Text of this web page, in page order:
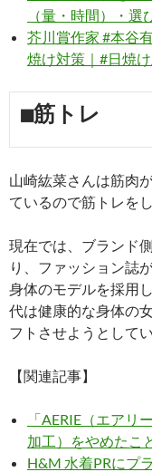
（量・時間）・選
芥川賞作家 #本谷
焼け対策｜#日焼
■筋トレ
山崎紘菜さんは筋肉
ているので筋トレを
現在では、ブランド
り、ファッション誌
身体のモデルを採用
代は健康的な身体の
フトさせようとして
【関連記事】
「AERIE（エア
加工）をやめたこ
H&M 水着PRにプ